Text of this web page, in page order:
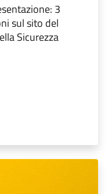
3
sul sito del
Sicurezza